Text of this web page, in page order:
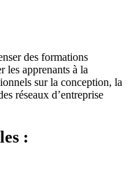
des formations
les apprenants à la
sur la conception, la
réseaux d’entreprise
: